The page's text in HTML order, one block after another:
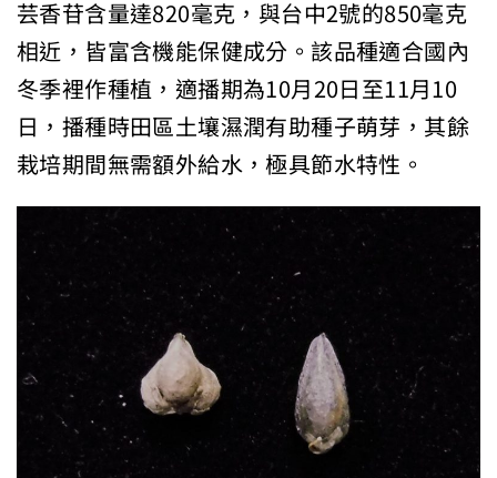
芸香苷含量達820毫克，與台中2號的850毫克
相近，皆富含機能保健成分。該品種適合國內
冬季裡作種植，適播期為10月20日至11月10
日，播種時田區土壤濕潤有助種子萌芽，其餘
栽培期間無需額外給水，極具節水特性。